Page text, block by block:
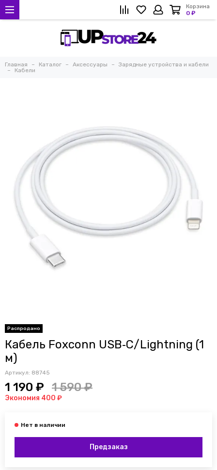
Корзина
0 ₽
Главная Каталог Аксессуары
Зарядные устройства и кабели
Кабели
Распродано
Кабель Foxconn USB‑C/Lightning (1
м)
Артикул: 88745
1 190 ₽ 1 590 ₽
Экономия 400 ₽
Предзаказ